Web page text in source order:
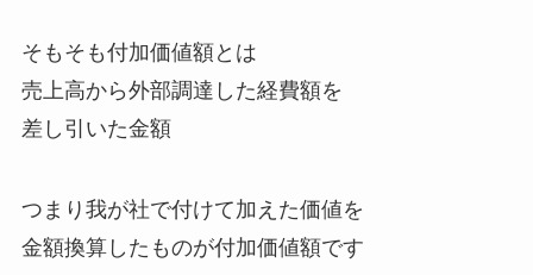
そもそも付加価値額とは
売上高から外部調達した経費額を
差し引いた金額
つまり 我が社で付けて加えた価値を
金額換算したものが付加価値額です